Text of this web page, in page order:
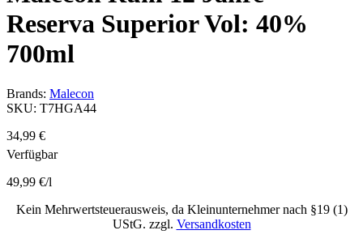
Reserva Superior Vol: 40%
700ml
Brands: Malecon
SKU: T7HGA44
34,99 €
Verfügbar
49,99 €/l
Kein Mehrwertsteuerausweis, da Kleinunternehmer nach §19 (1)
UStG. zzgl. Versandkosten